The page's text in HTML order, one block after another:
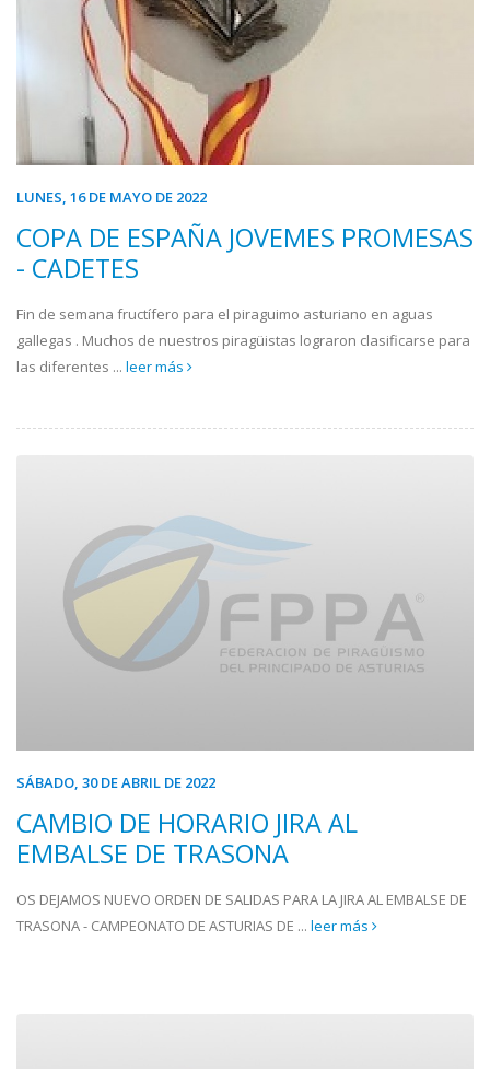
LUNES, 16 DE MAYO DE 2022
COPA DE ESPAÑA JOVEMES PROMESAS
- CADETES
Fin de semana fructífero para el piraguimo asturiano en aguas
gallegas . Muchos de nuestros piragüistas lograron clasificarse para
las diferentes ... leer más
SÁBADO, 30 DE ABRIL DE 2022
CAMBIO DE HORARIO JIRA AL
EMBALSE DE TRASONA
OS DEJAMOS NUEVO ORDEN DE SALIDAS PARA LA JIRA AL EMBALSE DE
TRASONA - CAMPEONATO DE ASTURIAS DE ... leer más